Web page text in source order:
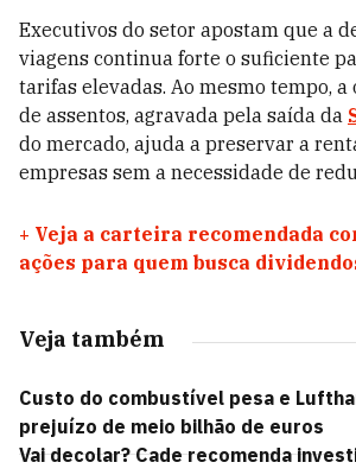
Executivos do setor apostam que a
viagens continua forte o suficiente
tarifas elevadas. Ao mesmo tempo,
de assentos, agravada pela saída da
do mercado, ajuda a preservar a
empresas sem a necessidade de
+ Veja a carteira recomendada
ações para quem busca
Veja também
Custo do combustível pesa e
prejuízo de meio bilhão de euros
Vai decolar? Cade recomenda